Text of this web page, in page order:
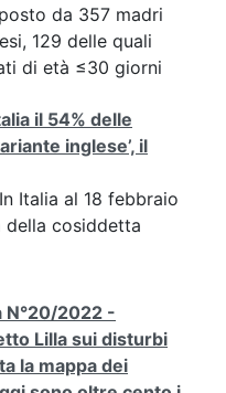
da 357 madri
129 delle quali
di età ≤30 giorni
il 54% delle
inglese’, il
Italia al 18 febbraio
della cosiddetta
N°20/2022 -
Lilla sui disturbi
la mappa dei